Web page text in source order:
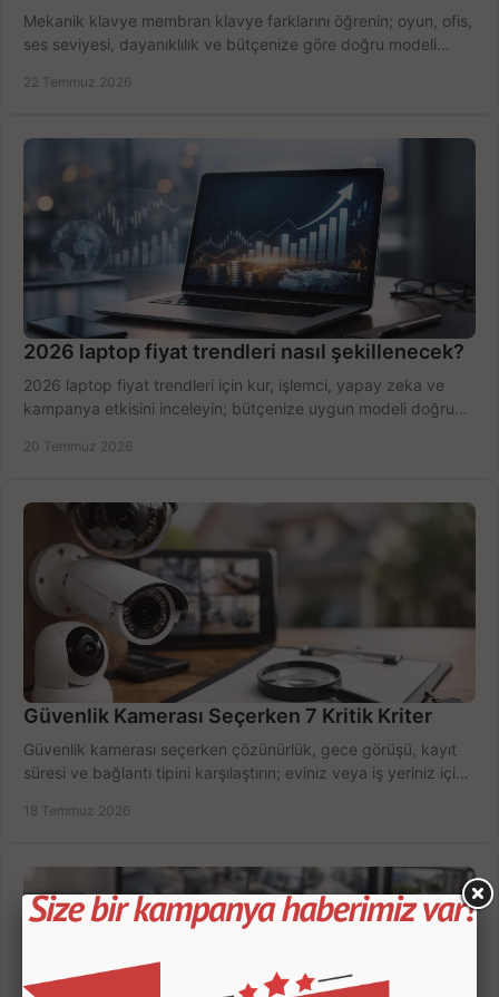
Mekanik klavye membran klavye farklarını öğrenin; oyun, ofis,
ses seviyesi, dayanıklılık ve bütçenize göre doğru modeli
22 Temmuz 2026
2026 laptop fiyat trendleri nasıl şekillenecek?
2026 laptop fiyat trendleri için kur, işlemci, yapay zeka ve
kampanya etkisini inceleyin; bütçenize uygun modeli doğru
20 Temmuz 2026
Güvenlik Kamerası Seçerken 7 Kritik Kriter
Güvenlik kamerası seçerken çözünürlük, gece görüşü, kayıt
süresi ve bağlantı tipini karşılaştırın; eviniz veya iş yeriniz için
18 Temmuz 2026